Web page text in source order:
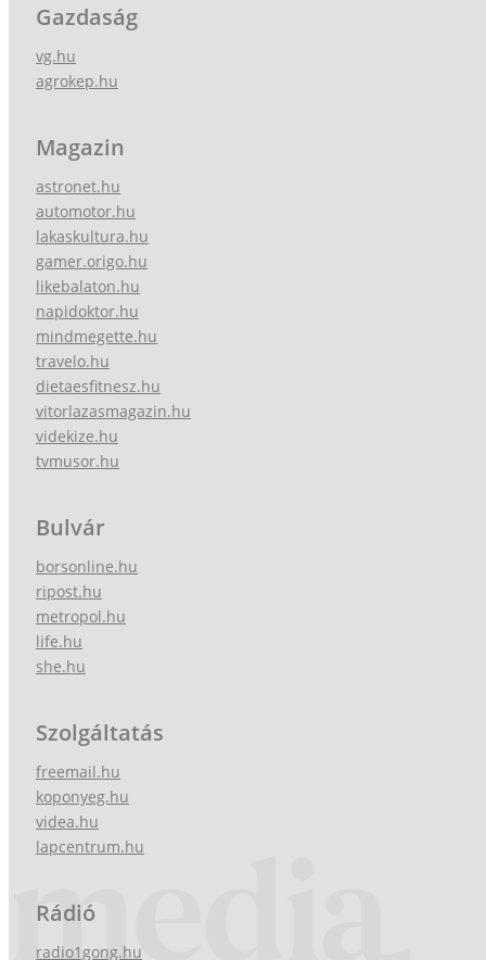
Gazdaság
vg.hu
agrokep.hu
Magazin
astronet.hu
automotor.hu
lakaskultura.hu
gamer.origo.hu
likebalaton.hu
napidoktor.hu
mindmegette.hu
travelo.hu
dietaesfitnesz.hu
vitorlazasmagazin.hu
videkize.hu
tvmusor.hu
Bulvár
borsonline.hu
ripost.hu
metropol.hu
life.hu
she.hu
Szolgáltatás
freemail.hu
koponyeg.hu
videa.hu
lapcentrum.hu
Rádió
radio1gong.hu